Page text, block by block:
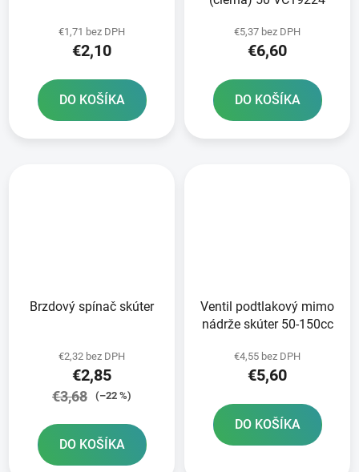
€1,71 bez DPH
€2,10
DO KOŠÍKA
€5,37 bez DPH
€6,60
DO KOŠÍKA
Brzdový spínač skúter
€2,32 bez DPH
€2,85
€3,68 (–22 %)
DO KOŠÍKA
Ventil podtlakový mimo
nádrže skúter 50-150cc
€4,55 bez DPH
€5,60
DO KOŠÍKA